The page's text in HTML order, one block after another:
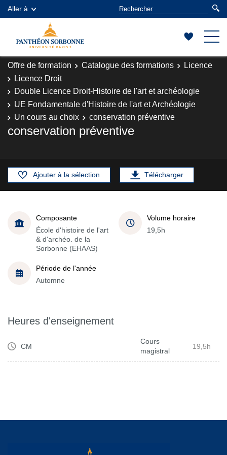
Aller à
Offre de formation Catalogue des formations
Licence
Licence Droit
Double Licence Droit-Histoire de l'art et archéologie
UE Fondamentale d'Histoire de l'art et Archéologie
Un cours au choix
conservation préventive
conservation préventive
Ajouter à la sélection Télécharger
Composante
École d'histoire de l'art
& d'archéo. de la
Sorbonne (EHAAS)
Volume horaire
19,5h
Période de l'année
Automne
Heures d'enseignement
CM
Cours
magistral
19,5h